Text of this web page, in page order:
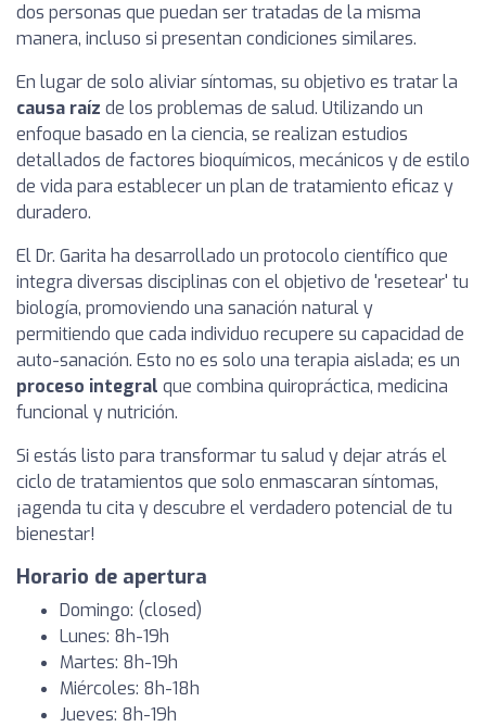
dos personas que puedan ser tratadas de la misma
manera, incluso si presentan condiciones similares.
En lugar de solo aliviar síntomas, su objetivo es tratar la
causa raíz de los problemas de salud. Utilizando un
enfoque basado en la ciencia, se realizan estudios
detallados de factores bioquímicos, mecánicos y de estilo
de vida para establecer un plan de tratamiento eficaz y
duradero.
El Dr. Garita ha desarrollado un protocolo científico que
integra diversas disciplinas con el objetivo de 'resetear' tu
biología, promoviendo una sanación natural y
permitiendo que cada individuo recupere su capacidad de
auto-sanación. Esto no es solo una terapia aislada; es un
proceso integral que combina quiropráctica, medicina
funcional y nutrición.
Si estás listo para transformar tu salud y dejar atrás el
ciclo de tratamientos que solo enmascaran síntomas,
¡agenda tu cita y descubre el verdadero potencial de tu
bienestar!
Horario de apertura
Domingo: (closed)
Lunes: 8h-19h
Martes: 8h-19h
Miércoles: 8h-18h
Jueves: 8h-19h